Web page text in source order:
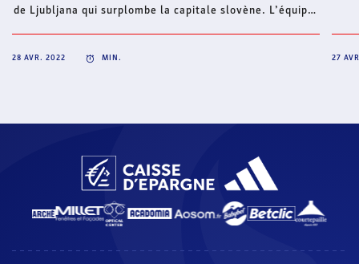
de Ljubljana qui surplombe la capitale slovène. L’équipe
du Nord, ainsi que les Pays-Bas et la Roumanie.
28 AVR. 2022 MIN. 27